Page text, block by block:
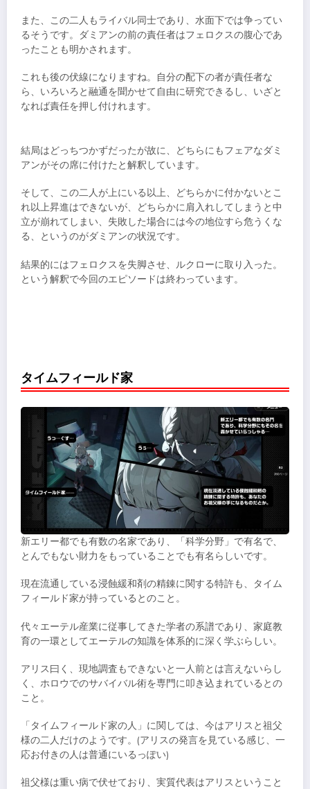
また、この二人もライバル同士であり、水面下では争ってい
るそうです。ダミアンの前の責任者はフェロクスの腹心であ
ったことも明かされます。
これも後の伏線になりますね。自分の配下の者が責任者な
ら、いろいろと融通を聞かせて自由に研究できるし、いざと
なれば責任を押し付けれます。
結局はどっちつかずだったが故に、どちらにもフェアなダミ
アンがその席に付けたと解釈しています。
そして、この二人が上にいる以上、どちらかに付かないとこ
れ以上昇進はできないが、どちらかに肩入れしてしまうと中
立が崩れてしまい、失敗した場合には今の地位すら危うくな
る、というのがダミアンの状況です。
結果的にはフェロクスを失脚させ、ルクローに取り入った。
という解釈で今回のエピソードは終わっています。
タイムフィールド家
新エリー都でも有数の名家であり、「科学分野」で有名で、
とんでもない財力をもっていることでも有名らしいです。
現在流通している浸蝕緩和剤の精錬に関する特許も、タイム
フィールド家が持っているとのこと。
代々エーテル産業に従事してきた学者の系譜であり、家庭教
育の一環としてエーテルの知識を体系的に深く学ぶらしい。
アリス曰く、現地調査もできないと一人前とは言えないらし
く、ホロウでのサバイバル術を専門に叩き込まれているとの
こと。
「タイムフィールド家の人」に関しては、今はアリスと祖父
様の二人だけのようです。(アリスの発言を見ている感じ、一
応お付きの人は普通にいるっぽい)
祖父様は重い病で伏せており、実質代表はアリスということ